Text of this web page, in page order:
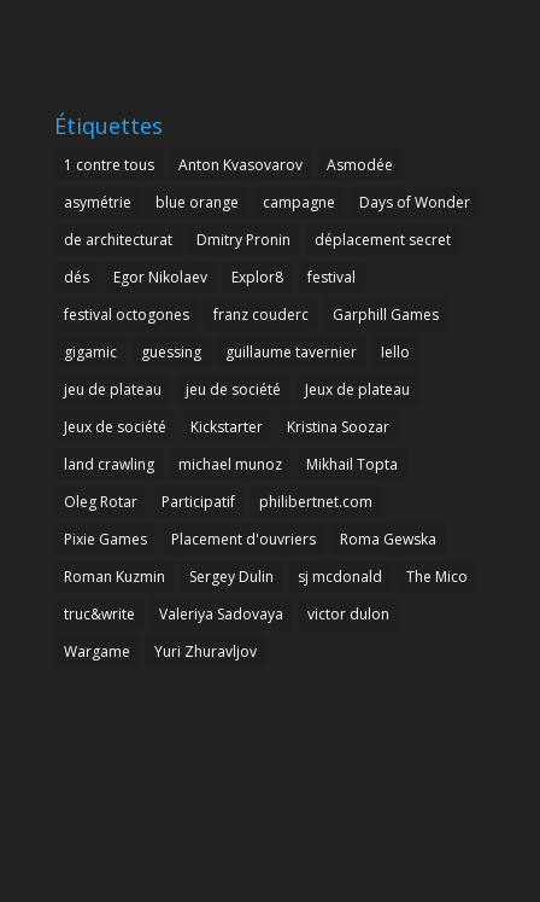
Étiquettes
1 contre tous Anton Kvasovarov
Asmodée
asymétrie
blue orange campagne
Days of Wonder
de architecturat
Dmitry Pronin
déplacement secret
dés
Egor Nikolaev Explor8
festival
festival octogones
franz couderc
Garphill Games
gigamic
guessing guillaume tavernier
Iello
jeu de plateau
jeu de société
Jeux de plateau
Jeux de société
Kickstarter
Kristina Soozar
land crawling
michael munoz
Mikhail Topta
Oleg Rotar
Participatif
philibertnet.com
Pixie Games
Placement d'ouvriers
Roma Gewska
Roman Kuzmin
Sergey Dulin sj mcdonald
The Mico
truc&write
Valeriya Sadovaya
victor dulon
Wargame
Yuri Zhuravljov